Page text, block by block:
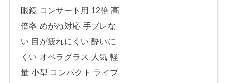
眼鏡 コンサート用 12倍 高
倍率 めがね対応 手ブレな
い 目が疲れにくい 酔いに
くい オペラグラス 人気 軽
量 小型 コンパクト ライブ